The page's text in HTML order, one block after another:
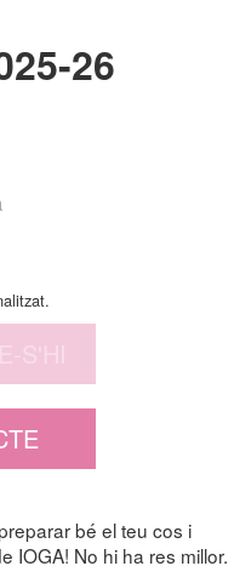
26
bé el teu cos i
IOGA! No hi ha res millor.